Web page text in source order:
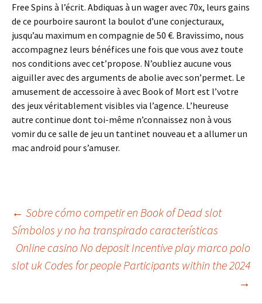
Free Spins à l’écrit. Abdiquas à un wager avec 70x, leurs gains
de ce pourboire sauront la boulot d’une conjecturaux,
jusqu’au maximum en compagnie de 50 €. Bravissimo, nous
accompagnez leurs bénéfices une fois que vous avez toute
nos conditions avec cet’propose. N’oubliez aucune vous
aiguiller avec des arguments de abolie avec son’permet. Le
amusement de accessoire à avec Book of Mort est l’votre
des jeux véritablement visibles via l’agence. L’heureuse
autre continue dont toi-même n’connaissez non à vous
vomir du ce salle de jeu un tantinet nouveau et a allumer un
mac android pour s’amuser.
Beitrags-
Navigation
← Sobre cómo competir en Book of Dead slot
Símbolos y no ha transpirado características
Online casino No deposit Incentive play marco polo
slot uk Codes for people Participants within the 2024
→